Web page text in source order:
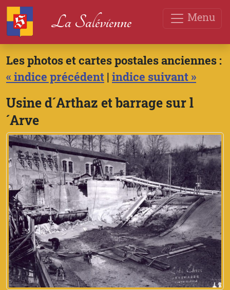
Menu
La Salévienne
Les photos et cartes postales anciennes :
« indice précédent | indice suivant »
Usine d´Arthaz et barrage sur l
´Arve